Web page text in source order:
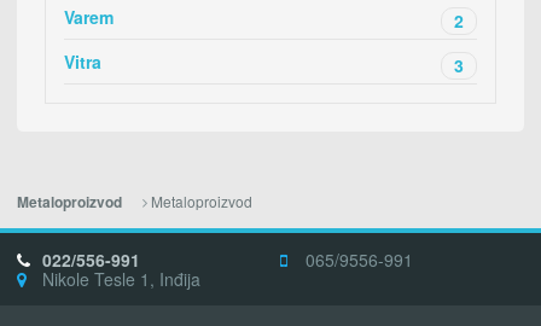
Varem
2
Vitra
3
Metaloproizvod Metaloproizvod
022/556-991
065/9556-991
Nikole Tesle 1, Inđija